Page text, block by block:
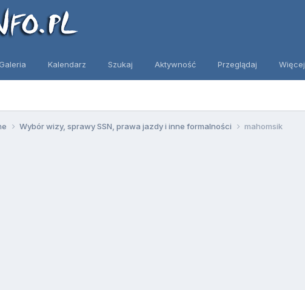
Galeria Kalendarz Szukaj Aktywność Przeglądaj Więcej
Wybór wizy, sprawy SSN, prawa jazdy i inne formalności mahomsik